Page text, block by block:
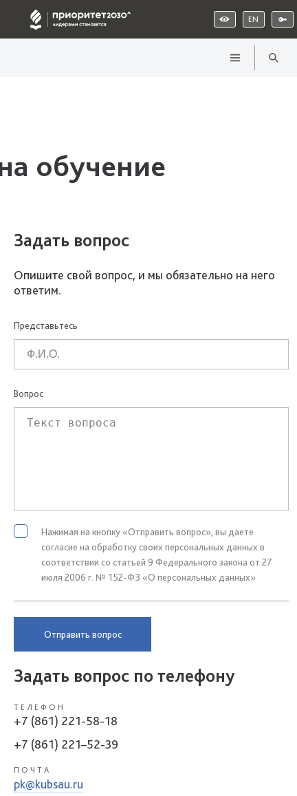
EN
обучение
Задать вопрос
Опишите свой вопрос, и мы обязательно на него
ответим.
Представьтесь
Вопрос
Нажимая на кнопку «Отправить вопрос», вы даете
согласие на обработку своих персональных данных в
соответствии со статьей 9 Федерального закона от 27
июля 2006 г. № 152-ФЗ «О персональных данных»
Отправить вопрос
Задать вопрос по телефону
ТЕЛЕФОН
+7 (861) 221-58-18
+7 (861) 221–52-39
ПОЧТА
pk@kubsau.ru